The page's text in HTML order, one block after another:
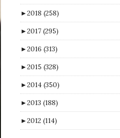
►2018 (258)
►2017 (295)
►2016 (313)
►2015 (328)
►2014 (350)
►2013 (188)
►2012 (114)